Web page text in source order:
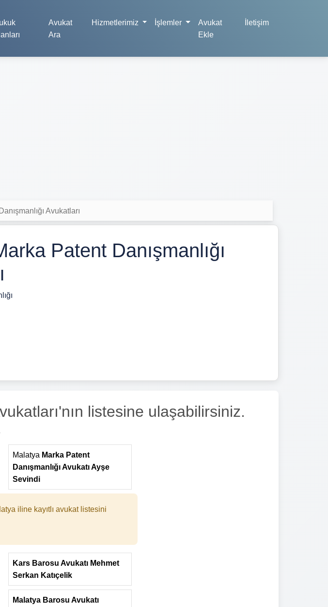
Avukat
Ara
Hizmetlerimiz İşlemler
Avukat
Ekle
İletişim
Avukatları
Patent Danışmanlığı
listesine ulaşabilirsiniz.
Malatya Marka Patent
Danışmanlığı Avukatı Ayşe
Sevindi
iline kayıtlı avukat listesini
Kars Barosu Avukatı Mehmet
Serkan Katıçelik
Malatya Barosu Avukatı